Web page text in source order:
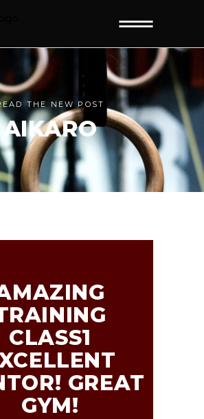
THE NEW POST
AIKARO
CLASS1
GREAT
GYM!